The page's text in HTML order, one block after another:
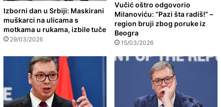
Izborni dan u Srbiji: Maskirani
muškarci na ulicama s
motkama u rukama, izbile tuče
29/03/2026
Vučić oštro odgovorio
Milanoviću: “Pazi šta radiš!” –
region bruji zbog poruke iz
Beogra
15/03/2026